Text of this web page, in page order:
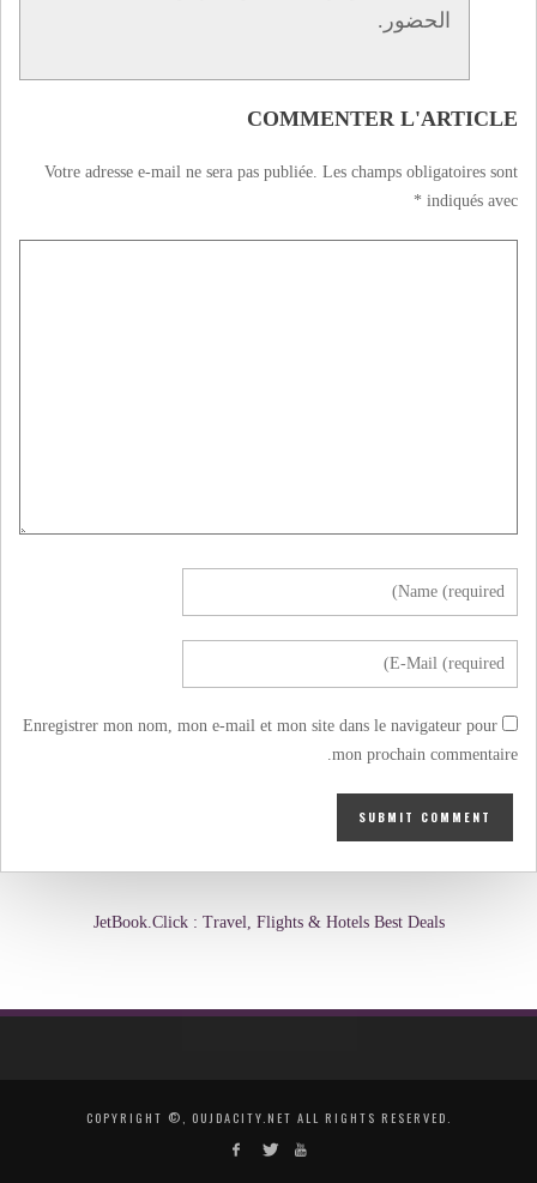
الحضور.
COMMENTER L'ARTICLE
Votre adresse e-mail ne sera pas publiée. Les champs obligatoires sont
indiqués avec
*
Enregistrer mon nom, mon e-mail et mon site dans le navigateur pour
mon prochain commentaire.
JetBook.Click : Travel, Flights & Hotels Best Deals
COPYRIGHT ©, OUJDACITY.NET ALL RIGHTS RESERVED.